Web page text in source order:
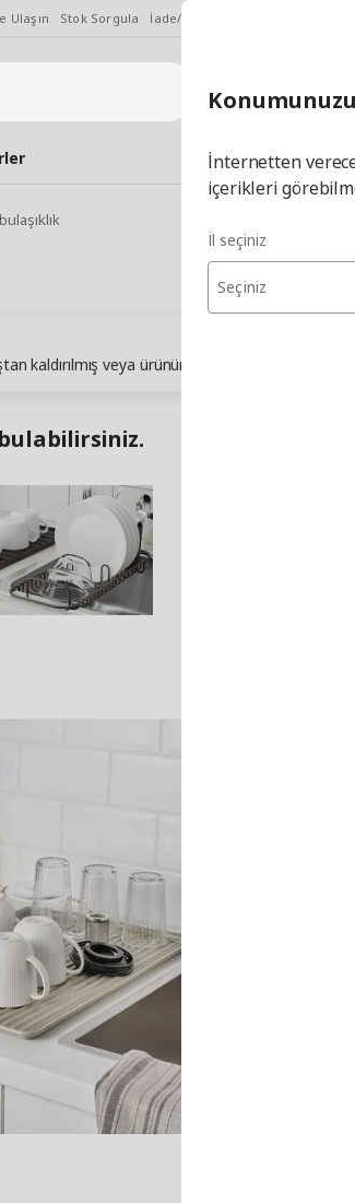
Ulaşın Stok Sorgula İade/Değişim Talebi
İl Seçiniz İl
kaldırılmış veya ürünün stokları tükenmiş
İnternetten
içerikleri
İl seçiniz
Seçiniz